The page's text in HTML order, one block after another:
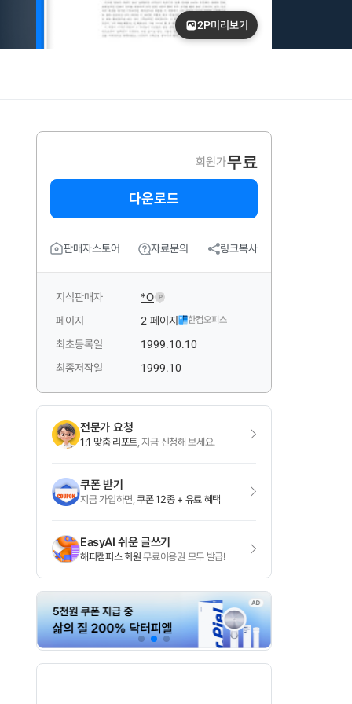
2P미리보기
회원가무료
다운로드
판매자스토어 자료문의 링크복사
지식판매자 *O P
페이지 2 페이지 한컴오피스
최초등록일
1999.10.10
최종저작일
1999.10
전문가 요청
1:1 맞춤 리포트, 지금 신청해 보세요.
쿠폰 받기
지금 가입하면,쿠폰 12종 + 유료 혜택
EasyAI 쉬운 글쓰기
해피캠퍼스 회원 무료이용권 모두 발급!